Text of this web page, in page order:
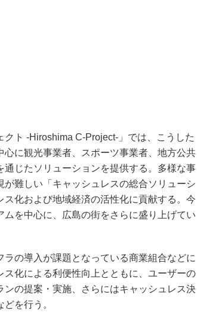
ト -Hiroshima C-Project-」では、こうした
に観光事業者、スポーツ事業者、地方公共
じたソリューションを提供する。多様な事
難しい「キャッシュレスの総合ソリューシ
ス化および地域経済の活性化に貢献する。今
を中心に、広島の街をさらに盛り上げてい
の導入が課題となっている商業組合などに
化による利便性向上とともに、ユーザーの
の提案・実施、さらにはキャッシュレス決
を行う。